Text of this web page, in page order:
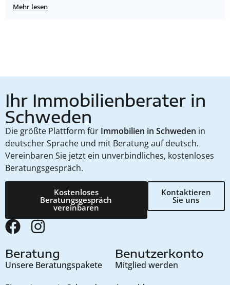
Mehr lesen
Ihr Immobilienberater in
Schweden
Die größte Plattform für Immobilien in Schweden in
deutscher Sprache und mit Beratung auf deutsch.
Vereinbaren Sie jetzt ein unverbindliches, kostenloses
Beratungsgespräch.
Kostenloses
Beratungsgespräch
vereinbaren
Kontaktieren
Sie uns
Beratung
Unsere Beratungspakete
Benutzerkonto
Mitglied werden